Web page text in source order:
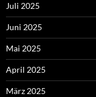
Juli 2025
Juni 2025
Mai 2025
April 2025
März 2025